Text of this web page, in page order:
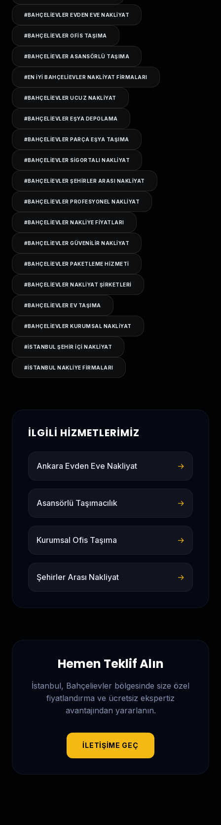
#BAHÇELIEVLER EVDEN EVE NAKLIYAT
#BAHÇELIEVLER OFIS TAŞIMA
#BAHÇELIEVLER ASANSÖRLÜ TAŞIMA
#EN IYI BAHÇELIEVLER NAKLIYAT FIRMALARI
#BAHÇELIEVLER UCUZ NAKLIYAT
#BAHÇELIEVLER EŞYA DEPOLAMA
#BAHÇELIEVLER PARÇA EŞYA TAŞIMA
#BAHÇELIEVLER SIGORTALI NAKLIYAT
#BAHÇELIEVLER ŞEHIRLER ARASI NAKLIYAT
#BAHÇELIEVLER PROFESYONEL NAKLIYAT
#BAHÇELIEVLER NAKLIYE FIYATLARI
#BAHÇELIEVLER GÜVENILIR NAKLIYAT
#BAHÇELIEVLER PAKETLEME HIZMETI
#BAHÇELIEVLER NAKLIYAT ŞIRKETLERI
#BAHÇELIEVLER EV TAŞIMA
#BAHÇELIEVLER KURUMSAL NAKLIYAT
#ISTANBUL ŞEHIR IÇI NAKLIYAT
#ISTANBUL NAKLIYE FIRMALARI
İLGILI HIZMETLERIMIZ
Ankara Evden Eve Nakliyat →
Asansörlü Taşımacılık →
Kurumsal Ofis Taşıma →
Şehirler Arası Nakliyat →
Hemen Teklif Alın
İstanbul, Bahçelievler bölgesinde size özel
fiyatlandırma ve ücretsiz ekspertiz
avantajından yararlanın.
İLETIŞIME GEÇ